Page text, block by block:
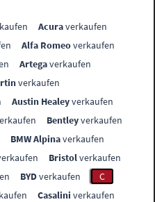
Acuraverkaufen
Alfa Romeoverkaufen
Artegaverkaufen
verkaufen
Austin Healeyverkaufen
Bentleyverkaufen
BMW Alpinaverkaufen
Bristolverkaufen
BYDverkaufen
C
Casalini verkaufen